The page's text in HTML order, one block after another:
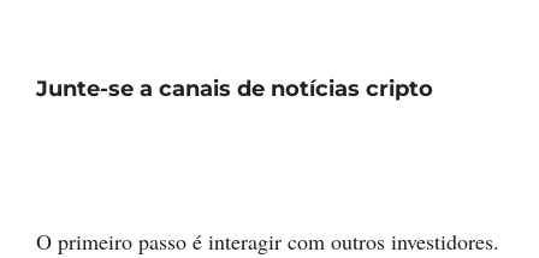
Junte-se a canais de notícias cripto
O primeiro passo é interagir com outros investidores.